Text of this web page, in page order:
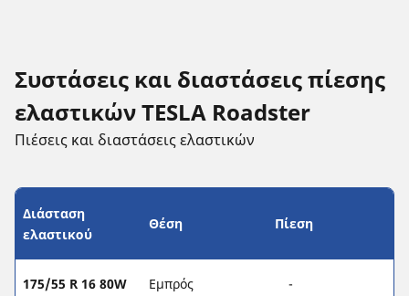
Συστάσεις και διαστάσεις πίεσης
ελαστικών TESLA Roadster
Πιέσεις και διαστάσεις ελαστικών
Διάσταση
ελαστικού
Θέση Πίεση
175/55 R 16 80W Εμπρός -